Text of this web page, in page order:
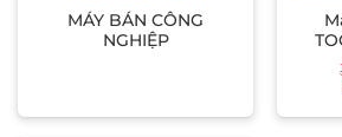
MÁY BÁN CÔNG
NGHIỆP